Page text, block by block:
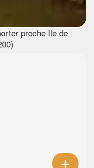
proche Ile de